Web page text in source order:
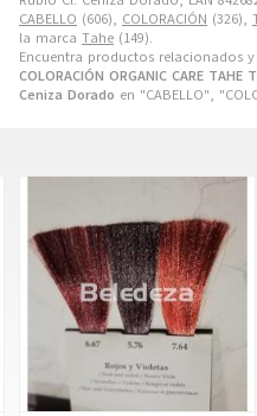
CABELLO (606), COLORACIÓN (326),
la marca Tahe (149).
Encuentra productos relacionados
COLORACIÓN ORGANIC CARE
Ceniza Dorado en "CABELLO",